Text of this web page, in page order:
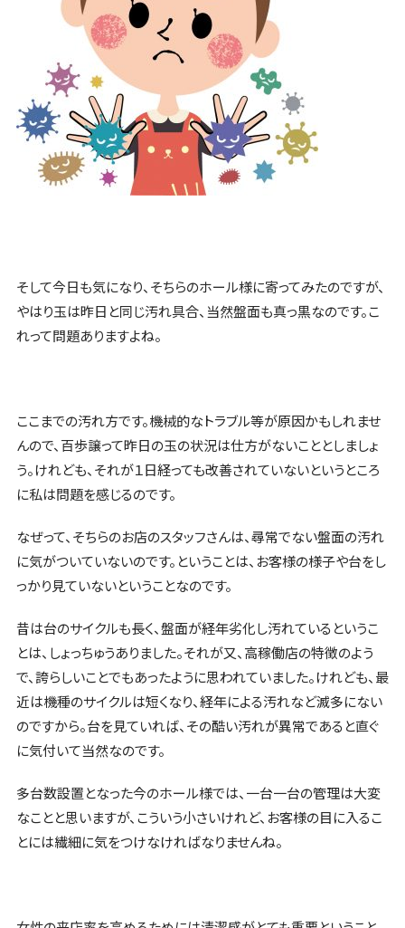
そして今日も気になり、そちらのホール様に寄ってみたのですが、
やはり玉は昨日と同じ汚れ具合、当然盤面も真っ黒なのです。こ
れって問題ありますよね。
ここまでの汚れ方です。機械的なトラブル等が原因かもしれませ
んので、百歩譲って昨日の玉の状況は仕方がないこととしましょ
う。けれども、それが１日経っても改善されていないというところ
に私は問題を感じるのです。
なぜって、そちらのお店のスタッフさんは、尋常でない盤面の汚れ
に気がついていないのです。ということは、お客様の様子や台をし
っかり見ていないということなのです。
昔は台のサイクルも長く、盤面が経年劣化し汚れているというこ
とは、しょっちゅうありました。それが又、高稼働店の特徴のよう
で、誇らしいことでもあったように思われていました。けれども、最
近は機種のサイクルは短くなり、経年による汚れなど滅多にない
のですから。台を見ていれば、その酷い汚れが異常であると直ぐ
に気付いて当然なのです。
多台数設置となった今のホール様では、一台一台の管理は大変
なことと思いますが、こういう小さいけれど、お客様の目に入るこ
とには繊細に気をつけなければなりませんね。